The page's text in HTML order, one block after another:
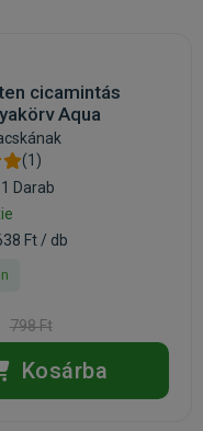
cicamintás
Aqua
(1)
Darab
Ft / db
798 Ft
Kosárba